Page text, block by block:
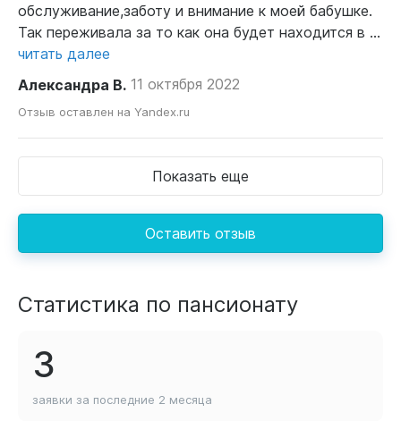
обслуживание,заботу и внимание к моей бабушке.
Так переживала за то как она будет находится в ...
читать далее
Александра В. 11 октября 2022
Отзыв оставлен на Yandex.ru
Показать еще
Оставить отзыв
Статистика по пансионату
3
заявки за последние 2 месяца